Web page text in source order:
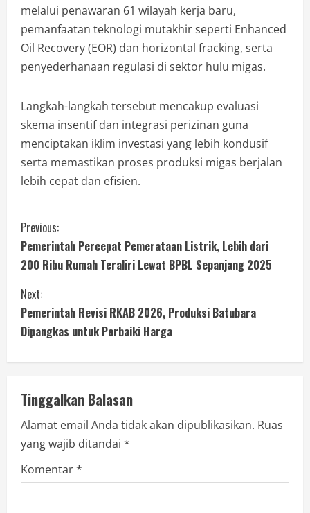
melalui penawaran 61 wilayah kerja baru,
pemanfaatan teknologi mutakhir seperti Enhanced
Oil Recovery (EOR) dan horizontal fracking, serta
penyederhanaan regulasi di sektor hulu migas.
Langkah-langkah tersebut mencakup evaluasi
skema insentif dan integrasi perizinan guna
menciptakan iklim investasi yang lebih kondusif
serta memastikan proses produksi migas berjalan
lebih cepat dan efisien.
Previous:
Pemerintah Percepat Pemerataan Listrik, Lebih dari
200 Ribu Rumah Teraliri Lewat BPBL Sepanjang 2025
Next:
Pemerintah Revisi RKAB 2026, Produksi Batubara
Dipangkas untuk Perbaiki Harga
Tinggalkan Balasan
Alamat email Anda tidak akan dipublikasikan. Ruas
yang wajib ditandai *
Komentar*